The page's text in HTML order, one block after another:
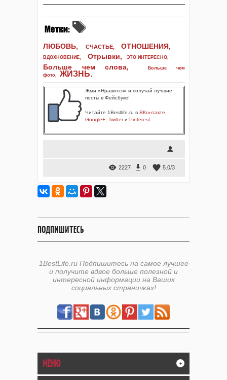
ЛЮБОВЬ, СЧАСТЬЕ, ОТНОШЕНИЯ,
ВДОХНОВЕНИЕ, Отрывки, ЭТО ИНТЕРЕСНО,
Больше чем слова,
Больше чем
фото, ЖИЗНЬ.
Жми «Нравится» и получай лучшие
посты в Фейсбуке!
Читайте 1Bestlife.ru в ВКонтакте
Google+ Twitterи Pinterest
2227 0 5.0/3
ПОДПИШИТЕСЬ
1BestLife.ru Подпишитесь на самое лучшее
и получите вдвое больше полезной и
интересной информации на Ваших
социальных страничках!
МЕНЮ +